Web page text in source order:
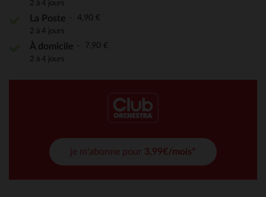
2 à 4 jours
La Poste 4,90 €
2 à 4 jours
À domicile 7,90 €
2 à 4 jours
je m'abonne pour 3,99€/mois*